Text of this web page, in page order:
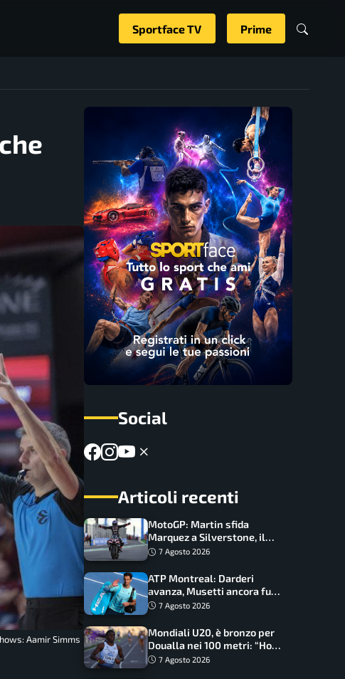
Sportface TV Prime
Aamir Simms
Social
Articoli recenti
MotoGP: Martin sfida
Marquez a Silverstone, il
programma e gli orari
7 Agosto 2026
ATP Montreal: Darderi
avanza, Musetti ancora fuori
con Jodar
7 Agosto 2026
Mondiali U20, è bronzo per
Doualla nei 100 metri: “Ho
scacciato l’ansia”
7 Agosto 2026